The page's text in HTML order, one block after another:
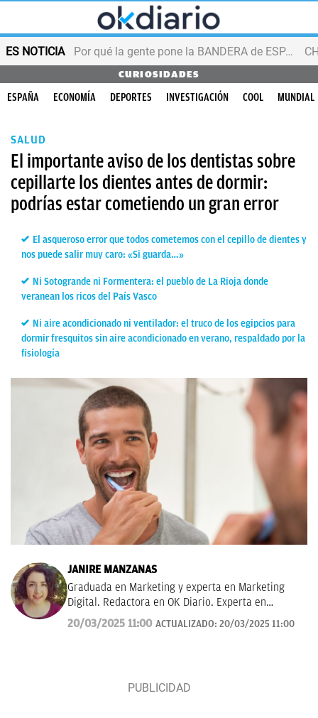
ES NOTICIA Por qué la gente pone la BANDERA de ESPAÑA en el balcón
CURIOSIDADES
ESPAÑA ECONOMÍA DEPORTES INVESTIGACIÓN COOL MUNDIAL
SALUD
El importante aviso de los dentistas sobre
cepillarte los dientes antes de dormir:
podrías estar cometiendo un gran error
El asqueroso error que todos cometemos con el cepillo de dientes y
nos puede salir muy caro: «Si guarda…»
Ni Sotogrande ni Formentera: el pueblo de La Rioja donde
veranean los ricos del País Vasco
Ni aire acondicionado ni ventilador: el truco de los egipcios para
dormir fresquitos sin aire acondicionado en verano, respaldado por la
fisiología
JANIRE MANZANAS
Graduada en Marketing y experta en Marketing
Digital. Redactora en OK Diario. Experta en
curiosidades, mascotas, consumo y Lotería de
Navidad.
20/03/2025 11:00 ACTUALIZADO: 20/03/2025 11:00